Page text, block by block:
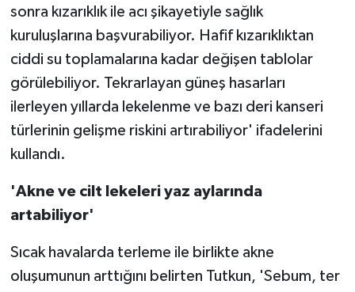
sonra kızarıklık ile acı şikayetiyle sağlık
kuruluşlarına başvurabiliyor. Hafif kızarıklıktan
ciddi su toplamalarına kadar değişen tablolar
görülebiliyor. Tekrarlayan güneş hasarları
ilerleyen yıllarda lekelenme ve bazı deri kanseri
türlerinin gelişme riskini artırabiliyor' ifadelerini
kullandı.
'Akne ve cilt lekeleri yaz aylarında
artabiliyor'
Sıcak havalarda terleme ile birlikte akne
oluşumunun arttığını belirten Tutkun, 'Sebum, ter